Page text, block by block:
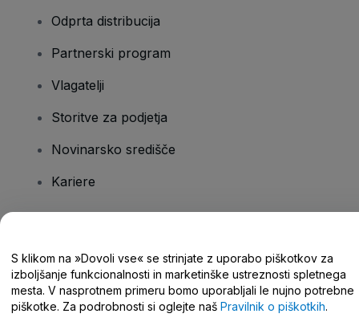
Odprta distribucija
Partnerski program
Vlagatelji
Storitve za podjetja
Novinarsko središče
Kariere
Središče za pomoč/stik z nami
S klikom na »Dovoli vse« se strinjate z uporabo piškotkov za
izboljšanje funkcionalnosti in marketinške ustreznosti spletnega
mesta. V nasprotnem primeru bomo uporabljali le nujno potrebne
piškotke. Za podrobnosti si oglejte naš Pravilnik o piškotkih.